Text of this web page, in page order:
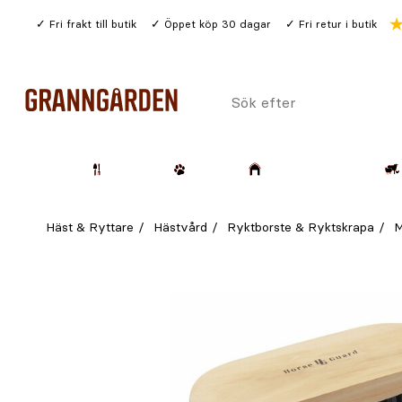
Fri frakt till butik Öppet köp 30 dagar Fri retur i butik
Sök
Häst & Ryttare Hästvård Ryktborste & Ryktskrapa